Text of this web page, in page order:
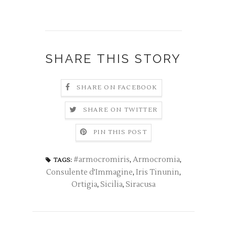
SHARE THIS STORY
SHARE ON FACEBOOK
SHARE ON TWITTER
PIN THIS POST
TAGS: #armocromiris, Armocromia,
Consulente d'Immagine, Iris Tinunin,
Ortigia, Sicilia, Siracusa